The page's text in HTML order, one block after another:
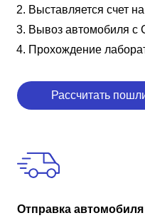
Выставляется счет
Вывоз автомобиля с
Прохождение
Рассчитать
Отправка